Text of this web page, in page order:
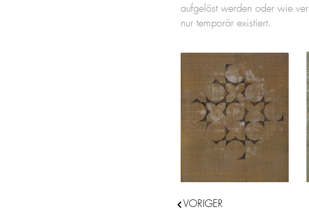
aufgelöst werden oder wie
nur temporär existiert.
Zurück
VORIGER